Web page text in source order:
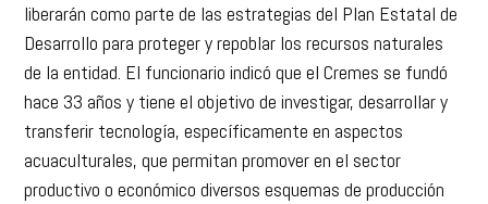
liberarán como parte de las estrategias del Plan Estatal de
Desarrollo para proteger y repoblar los recursos naturales
de la entidad. El funcionario indicó que el Cremes se fundó
hace 33 años y tiene el objetivo de investigar, desarrollar y
transferir tecnología, específicamente en aspectos
acuaculturales, que permitan promover en el sector
productivo o económico diversos esquemas de producción